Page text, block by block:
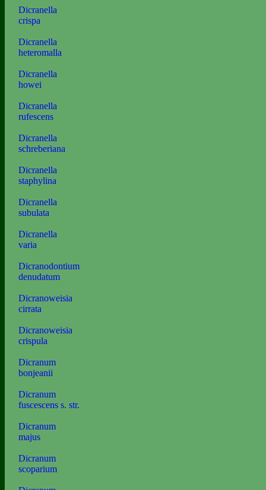
Dicranella
crispa
Dicranella
heteromalla
Dicranella
howei
Dicranella
rufescens
Dicranella
schreberiana
Dicranella
staphylina
Dicranella
subulata
Dicranella
varia
Dicranodontium
denudatum
Dicranoweisia
cirrata
Dicranoweisia
crispula
Dicranum
bonjeanii
Dicranum
fuscescens s. str.
Dicranum
majus
Dicranum
scoparium